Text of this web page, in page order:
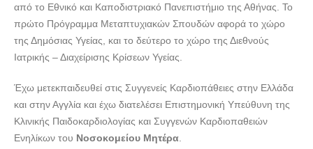
από το Εθνικό και Καποδιστριακό Πανεπιστήμιο της Αθήνας. Το
πρώτο Πρόγραμμα Μεταπτυχιακών Σπουδών αφορά το χώρο
της Δημόσιας Υγείας, και το δεύτερο το χώρο της Διεθνούς
Ιατρικής – Διαχείρισης Κρίσεων Υγείας.
Έχω μετεκπαιδευθεί στις Συγγενείς Καρδιοπάθειες στην Ελλάδα
και στην Αγγλία και έχω διατελέσει Επιστημονική Υπεύθυνη της
Κλινικής Παιδοκαρδιολογίας και Συγγενών Καρδιοπαθειών
Ενηλίκων του Νοσοκομείου Μητέρα